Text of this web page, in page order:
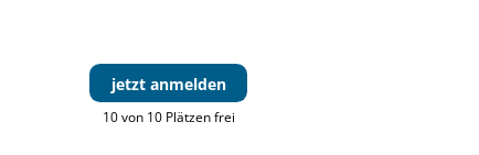
jetzt anmelden
10 von 10 Plätzen frei